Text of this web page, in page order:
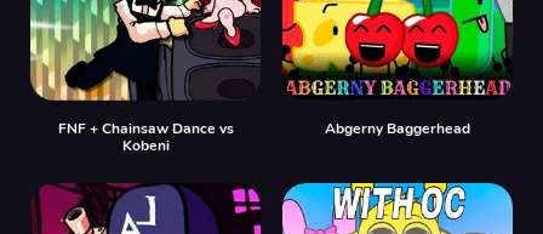
FNF + Chainsaw Dance vs
Kobeni
Abgerny Baggerhead